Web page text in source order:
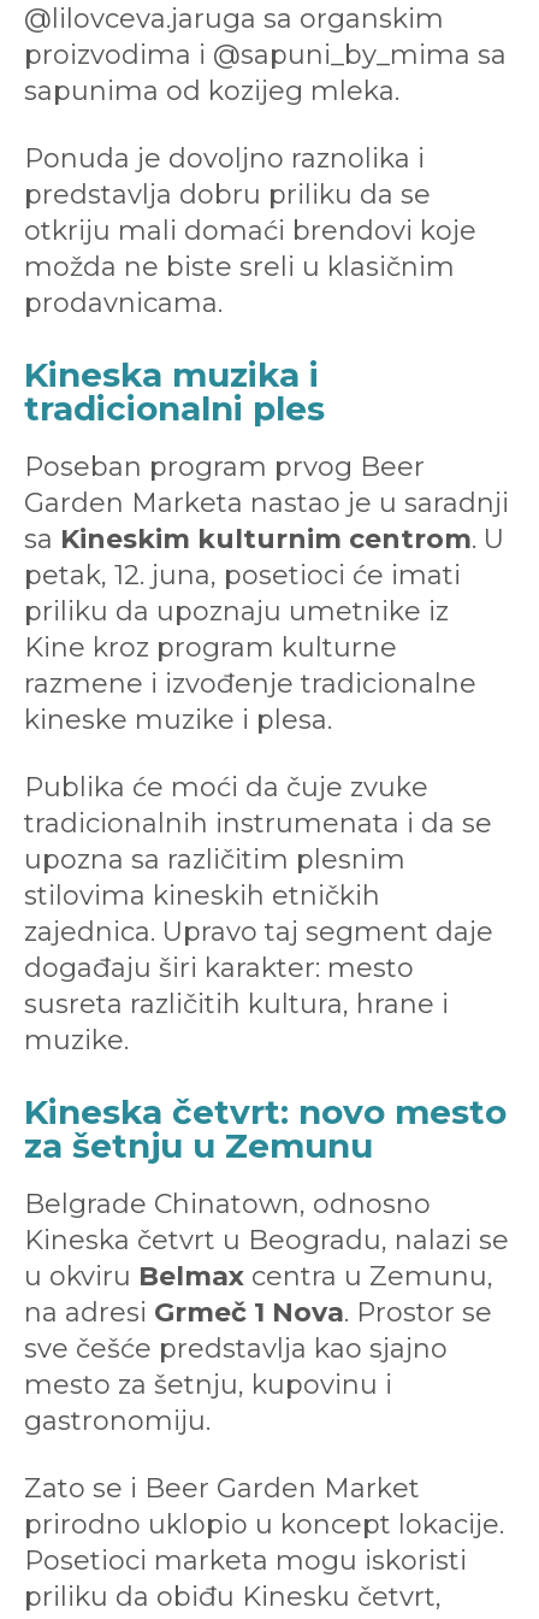
@lilovceva.jaruga sa organskim
proizvodima i @sapuni_by_mima sa
sapunima od kozijeg mleka.
Ponuda je dovoljno raznolika i
predstavlja dobru priliku da se
otkriju mali domaći brendovi koje
možda ne biste sreli u klasičnim
prodavnicama.
Kineska muzika i
tradicionalni ples
Poseban program prvog Beer
Garden Marketa nastao je u saradnji
sa Kineskim kulturnim centrom. U
petak, 12. juna, posetioci će imati
priliku da upoznaju umetnike iz
Kine kroz program kulturne
razmene i izvođenje tradicionalne
kineske muzike i plesa.
Publika će moći da čuje zvuke
tradicionalnih instrumenata i da se
upozna sa različitim plesnim
stilovima kineskih etničkih
zajednica. Upravo taj segment daje
događaju širi karakter: mesto
susreta različitih kultura, hrane i
muzike.
Kineska četvrt: novo mesto
za šetnju u Zemunu
Belgrade Chinatown, odnosno
Kineska četvrt u Beogradu, nalazi se
u okviru Belmax centra u Zemunu,
na adresi Grmeč 1 Nova. Prostor se
sve češće predstavlja kao sjajno
mesto za šetnju, kupovinu i
gastronomiju.
Zato se i Beer Garden Market
prirodno uklopio u koncept lokacije.
Posetioci marketa mogu iskoristi
priliku da obiđu Kinesku četvrt,